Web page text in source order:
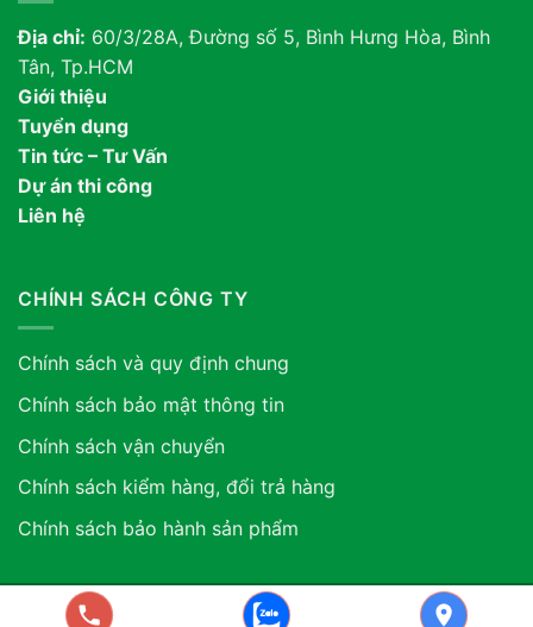
Địa chỉ: 60/3/28A, Đường số 5, Bình Hưng Hòa, Bình
Tân, Tp.HCM
Giới thiệu
Tuyển dụng
Tin tức – Tư Vấn
Dự án thi công
Liên hệ
CHÍNH SÁCH CÔNG TY
Chính sách và quy định chung
Chính sách bảo mật thông tin
Chính sách vận chuyển
Chính sách kiểm hàng, đổi trả hàng
Chính sách bảo hành sản phẩm
Copyright 2026 ©. Công ty TNHH Xuất Nhập Khẩu Vua Nội